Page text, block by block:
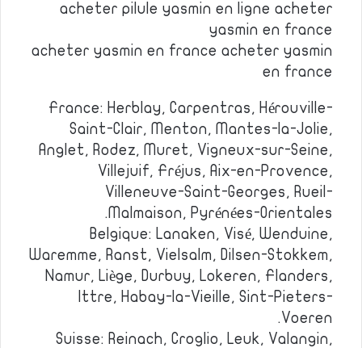
acheter pilule yasmin en ligne acheter
yasmin en france
acheter yasmin en france acheter yasmin
en france
France: Herblay, Carpentras, Hérouville-
Saint-Clair, Menton, Mantes-la-Jolie,
Anglet, Rodez, Muret, Vigneux-sur-Seine,
Villejuif, Fréjus, Aix-en-Provence,
Villeneuve-Saint-Georges, Rueil-
Malmaison, Pyrénées-Orientales.
Belgique: Lanaken, Visé, Wenduine,
Waremme, Ranst, Vielsalm, Dilsen-Stokkem,
Namur, Liège, Durbuy, Lokeren, Flanders,
Ittre, Habay-la-Vieille, Sint-Pieters-
Voeren.
Suisse: Reinach, Croglio, Leuk, Valangin,